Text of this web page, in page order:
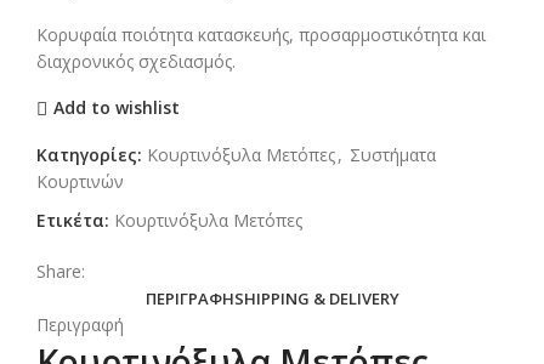
Κορυφαία ποιότητα κατασκευής, προσαρμοστικότητα και
διαχρονικός σχεδιασμός.
Add to wishlist
Κατηγορίες: Κουρτινόξυλα Μετόπες, Συστήματα
Κουρτινών
Ετικέτα: Κουρτινόξυλα Μετόπες
Share:
ΠΕΡΙΓΡΑΦΉSHIPPING & DELIVERY
Περιγραφή